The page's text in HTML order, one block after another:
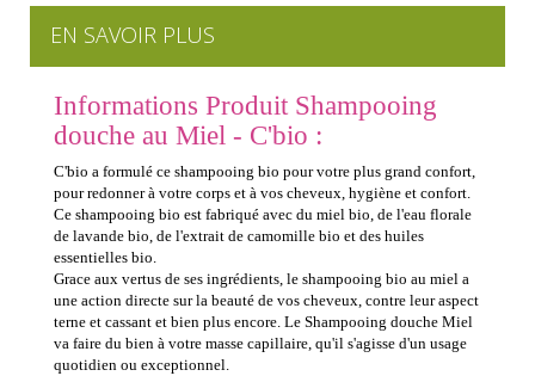
EN SAVOIR PLUS
Informations Produit Shampooing
douche au Miel - C'bio :
C'bio a formulé ce shampooing bio pour votre plus grand confort,
pour redonner à votre corps et à vos cheveux, hygiène et confort.
Ce shampooing bio est fabriqué avec du miel bio, de l'eau florale
de lavande bio, de l'extrait de camomille bio et des huiles
essentielles bio.
Grace aux vertus de ses ingrédients, le shampooing bio au miel a
une action directe sur la beauté de vos cheveux, contre leur aspect
terne et cassant et bien plus encore. Le Shampooing douche Miel
va faire du bien à votre masse capillaire, qu'il s'agisse d'un usage
quotidien ou exceptionnel.